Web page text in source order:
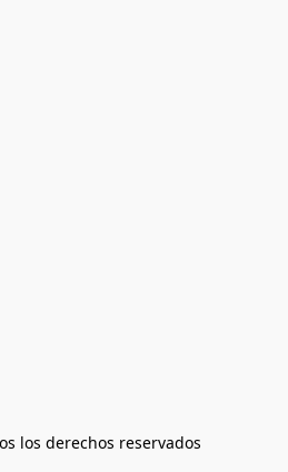
los derechos reservados